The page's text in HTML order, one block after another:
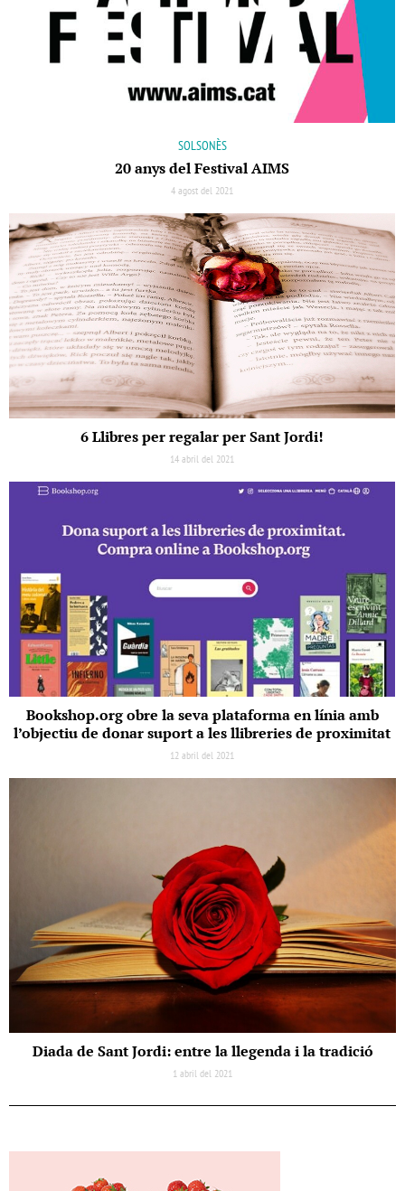
SOLSONÈS
20 anys del Festival AIMS
4 agost del 2021
6 Llibres per regalar per Sant Jordi!
14 abril del 2021
Bookshop.org obre la seva plataforma en línia amb
l’objectiu de donar suport a les llibreries de proximitat
12 abril del 2021
Diada de Sant Jordi: entre la llegenda i la tradició
1 abril del 2021